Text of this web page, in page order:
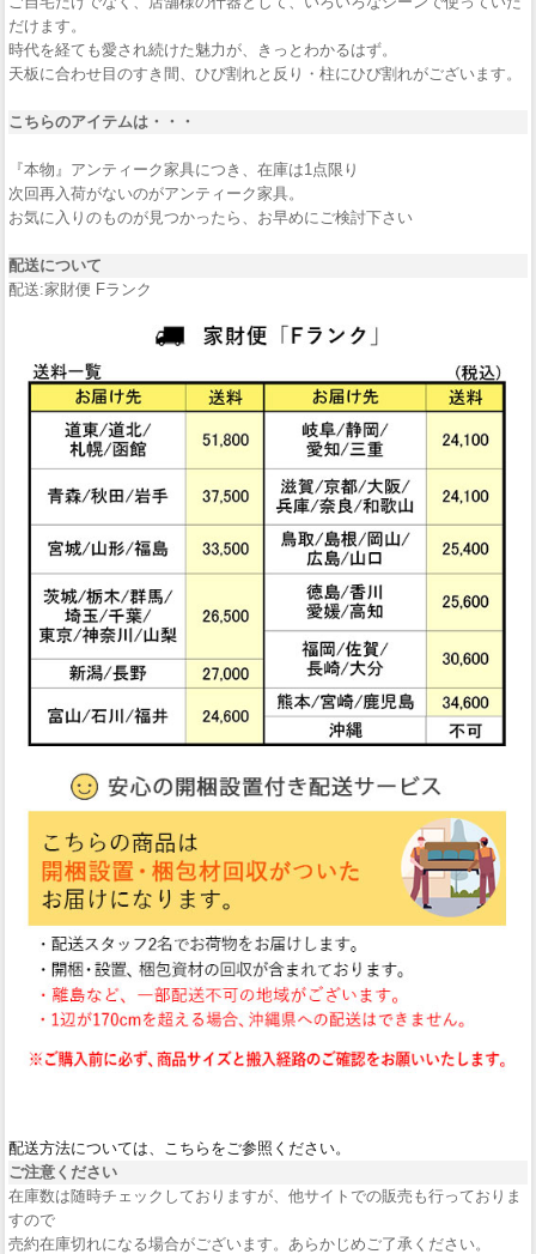
だけます。
時代を経ても愛され続けた魅力が、きっとわかるはず。
天板に合わせ目のすき間、ひび割れと反り・柱にひび割れがございます。
こちらのアイテムは・・・
『本物』アンティーク家具につき、在庫は1点限り
次回再入荷がないのがアンティーク家具。
お気に入りのものが見つかったら、お早めにご検討下さい
配送について
配送:家財便 Fランク
配送方法については、こちらをご参照ください。
ご注意ください
在庫数は随時チェックしておりますが、他サイトでの販売も行っておりま
すので
売約在庫切れになる場合がございます。あらかじめご了承ください。